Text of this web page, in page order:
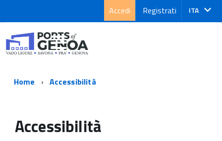
Accedi Registrati Lingua
ITA
Home Accessibilità
Accessibilità